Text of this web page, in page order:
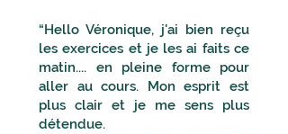
“Hello Véronique, j'ai bien reçu
les exercices et je les ai faits ce
matin.... en pleine forme pour
aller au cours. Mon esprit est
plus clair et je me sens plus
détendue.